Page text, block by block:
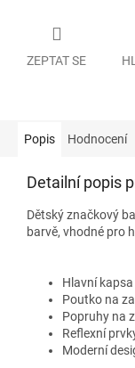
ZEPTAT SE
Popis Hodnocení
Detailní popis
Dětský značkový
barvě, vhodné pro
Hlavní
Poutko na
Popruhy na
Reflexní
Moderní